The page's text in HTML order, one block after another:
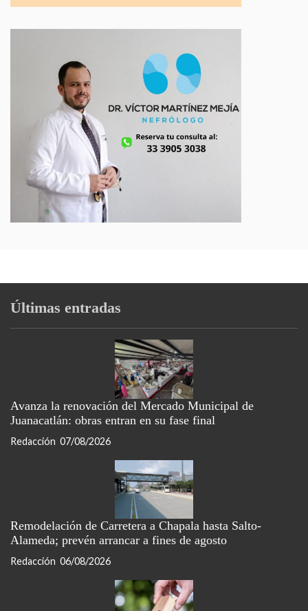
Últimas entradas
Avanza la renovación del Mercado Municipal de
Juanacatlán: obras entran en su fase final
Redacción 07/08/2026
Remodelación de Carretera a Chapala hasta Salto-
Alameda; prevén arrancar a fines de agosto
Redacción 06/08/2026